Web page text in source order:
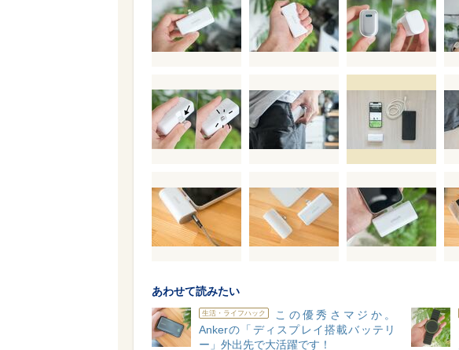
あわせて読みたい
生活・ライフハック
この優秀さマジか。
Ankerの「ディスプレイ搭載バッテリ
ー」外出先で大活躍です！